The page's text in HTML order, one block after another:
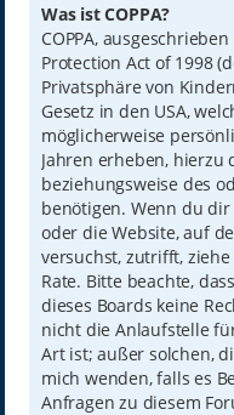
Was ist COPPA?
COPPA,
Protection Act of 1998
Privatsphäre von
Gesetz in den USA,
möglicherweise
Jahren erheben,
beziehungsweise des
benötigen. Wenn du
oder die Website, auf
versuchst, zutrifft,
Rate. Bitte beachte,
dieses Boards keine
nicht die Anlaufstelle
Art ist; außer solchen,
mich wenden, falls es
Anfragen zu diesem